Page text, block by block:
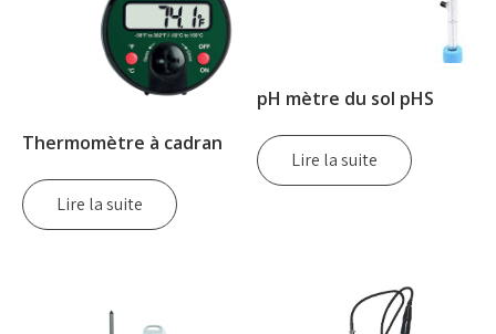
Thermomètre à cadran
Lire la suite
pH mètre du sol pHS
Lire la suite